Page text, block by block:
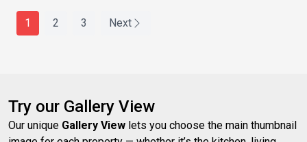
1 2 3 Next
Try our Gallery View
Our unique Gallery View lets you choose the main thumbnail